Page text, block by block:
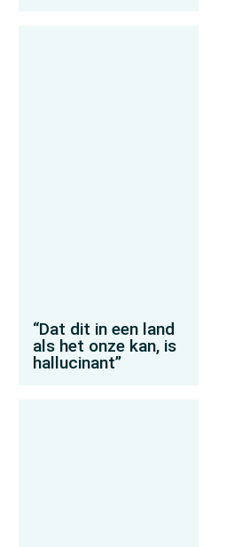
“Dat dit in een land
als het onze kan, is
hallucinant”